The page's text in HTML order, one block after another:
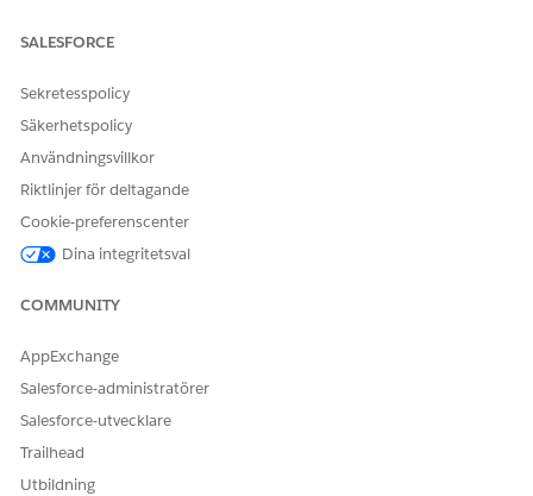
SALESFORCE
Sekretesspolicy
Säkerhetspolicy
Användningsvillkor
Riktlinjer för deltagande
Cookie-preferenscenter
Dina integritetsval
COMMUNITY
AppExchange
Salesforce-administratörer
Salesforce-utvecklare
Trailhead
Utbildning